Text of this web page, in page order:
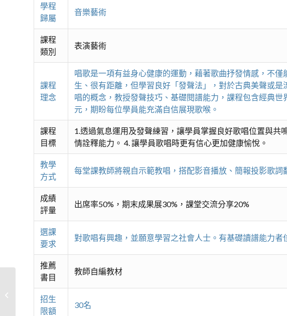
學程
歸屬
音樂藝術
課程
類別
表演藝術
課程
理念
唱歌是一項有益身心健康的運動，藉著歌曲抒發情感，不
生、很有距離，但學習良好「發聲法」，對於古典美聲或
唱的概念，教授發聲技巧、基礎閱譜能力，課程包含經典
元，期盼每位學員能充滿自信展現歌喉。
課程
目標
1.透過氣息運用及發聲練習，讓學員掌握良好歌唱位置與共
情詮釋能力。 4. 讓學員歌唱時更有信心更加健康愉悅。
教學
方式
每堂課教師將親自示範教唱，搭配影音播放、簡報投影歌
成績
評量
出席率50%，期末成果展30%，課堂交流分享20%
選課
要求
對歌唱有興趣，並願意學習之社會人士。有基礎讀譜能力
推薦
書目
教師自編教材
招生
限額
30名
傳唱經典